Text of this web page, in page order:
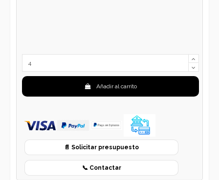
Añadir al carrito
📄 Solicitar presupuesto
📞 Contactar